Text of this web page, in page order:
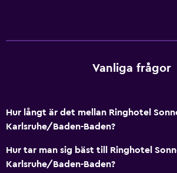
Vanliga frågor
Hur långt är det mellan Ringhotel
Karlsruhe/Baden-Baden?
Hur tar man sig bäst till Ringhotel
Karlsruhe/Baden-Baden?